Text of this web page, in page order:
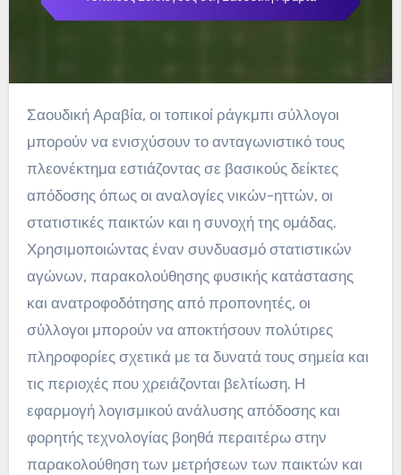
Σαουδική Αραβία, οι τοπικοί ράγκμπι σύλλογοι
μπορούν να ενισχύσουν το ανταγωνιστικό τους
πλεονέκτημα εστιάζοντας σε βασικούς δείκτες
απόδοσης όπως οι αναλογίες νικών-ηττών, οι
στατιστικές παικτών και η συνοχή της ομάδας.
Χρησιμοποιώντας έναν συνδυασμό στατιστικών
αγώνων, παρακολούθησης φυσικής κατάστασης
και ανατροφοδότησης από προπονητές, οι
σύλλογοι μπορούν να αποκτήσουν πολύτιρες
πληροφορίες σχετικά με τα δυνατά τους σημεία και
τις περιοχές που χρειάζονται βελτίωση. Η
εφαρμογή λογισμικού ανάλυσης απόδοσης και
φορητής τεχνολογίας βοηθά περαιτέρω στην
παρακολούθηση των μετρήσεων των παικτών και